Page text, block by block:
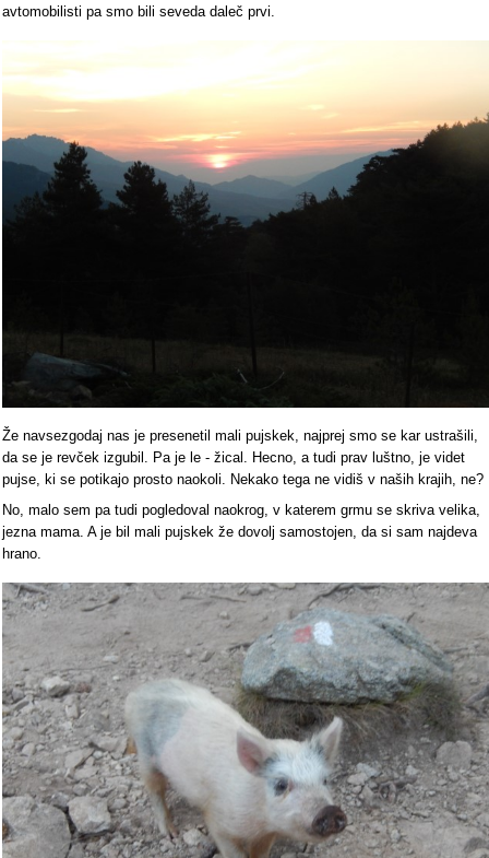
avtomobilisti pa smo bili seveda daleč prvi.
Že navsezgodaj nas je presenetil mali pujskek, najprej smo se kar ustrašili,
da se je revček izgubil. Pa je le - žical. Hecno, a tudi prav luštno, je videt
pujse, ki se potikajo prosto naokoli. Nekako tega ne vidiš v naših krajih, ne?
No, malo sem pa tudi pogledoval naokrog, v katerem grmu se skriva velika,
jezna mama. A je bil mali pujskek že dovolj samostojen, da si sam najdeva
hrano.